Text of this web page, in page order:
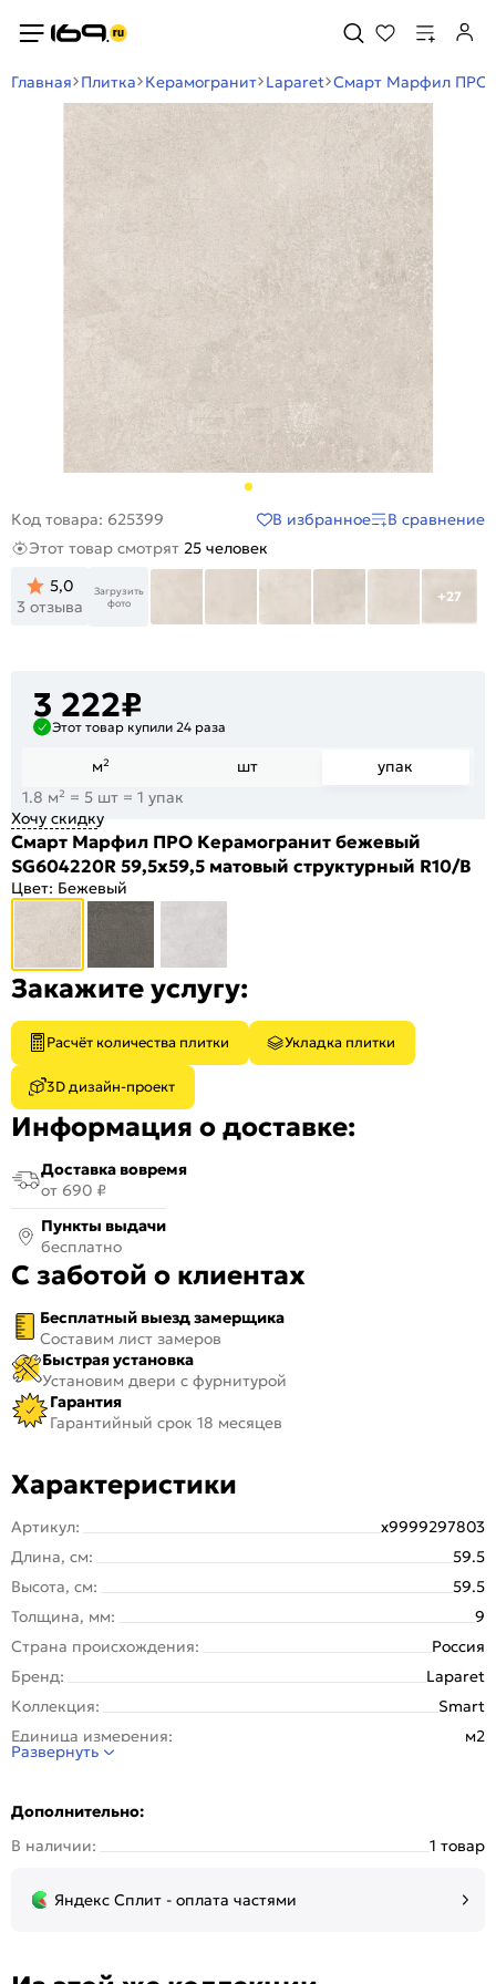
Главная Плитка Керамогранит Laparet Смарт Марфил ПРО
Код товара: 625399 В избранное
В сравнение
Этот товар смотрят 25 человек
5,0
3 отзыва
Загрузить
фото
+27
3 222₽
Этот товар купили 24 раза
м² шт
упак
1.8 м² = 5 шт = 1 упак
Хочу скидку
Смарт Марфил ПРО Керамогранит бежевый
SG604220R 59,5х59,5 матовый cтруктурный R10/B
Цвет: Бежевый
Закажите услугу:
Расчёт количества плитки Укладка плитки
3D дизайн-проект
Информация о доставке:
Доставка вовремя
от 690 ₽
Пункты выдачи
бесплатно
С заботой о клиентах
Бесплатный выезд замерщика
Составим лист замеров
Быстрая установка
Установим двери с фурнитурой
Гарантия
Гарантийный срок 18 месяцев
Характеристики
Артикул:
х9999297803
Длина, см:
59.5
Высота, см:
59.5
Толщина, мм:
9
Страна происхождения:
Россия
Бренд:
Laparet
Коллекция:
Smart
Единица измерения:
м2
Назначение:
Покрытие:
Вес упаковки (кг):
36.306
Вес 1 штуки, кг:
Рисунок:
Развернуть
Дополнительно:
В наличии:
1 товар
Яндекс Сплит - оплата частями